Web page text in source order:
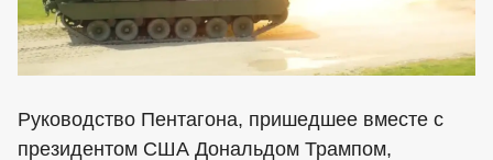
Руководство Пентагона, пришедшее вместе с
президентом США Дональдом Трампом,